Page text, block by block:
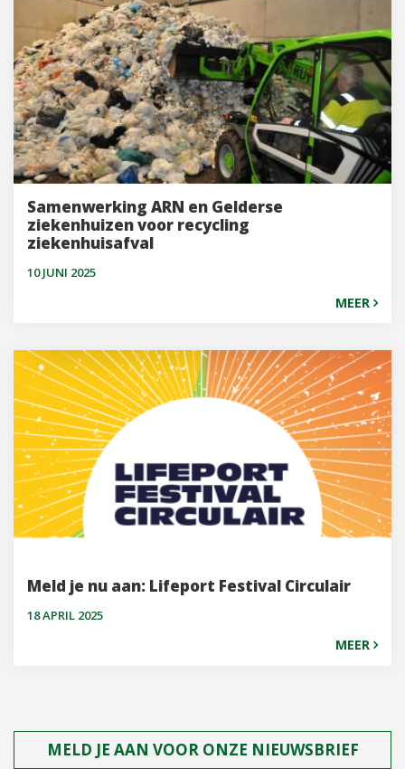
Samenwerking ARN en Gelderse
ziekenhuizen voor recycling
ziekenhuisafval
10 JUNI 2025
MEER
Meld je nu aan: Lifeport Festival Circulair
18 APRIL 2025
MEER
MELD JE AAN VOOR ONZE NIEUWSBRIEF